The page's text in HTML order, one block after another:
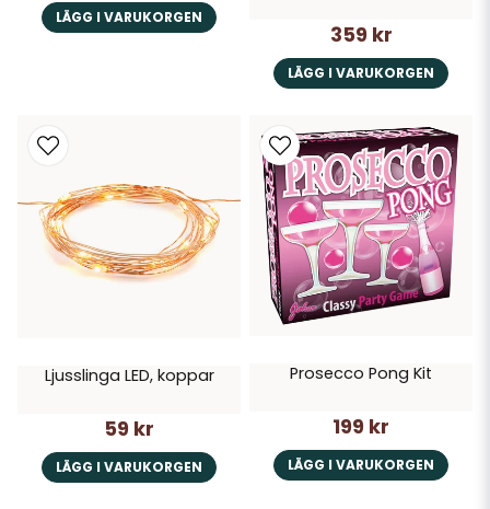
LÄGG I VARUKORGEN
359 kr
LÄGG I VARUKORGEN
Ljusslinga LED, koppar
59 kr
LÄGG I VARUKORGEN
Prosecco Pong Kit
199 kr
LÄGG I VARUKORGEN